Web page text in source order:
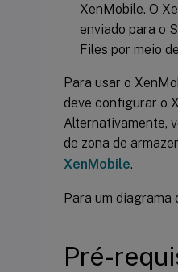
XenMobile. O
enviado para o
Files por meio
Para usar o
deve configurar o
Alternativamente,
de zona de
XenMobile.
Para um
Pré-